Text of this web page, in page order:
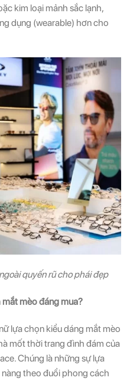
kim loại mảnh sắc lạnh,
dụng (wearable) hơn cho
quyến rũ cho phái đẹp
mèo đáng mua?
lựa chọn kiểu dáng mắt mèo
mốt thời trang đình đám của
Chúng là những sự lựa
theo đuổi phong cách